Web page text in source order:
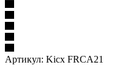
Артикул: Kicx FRCA21